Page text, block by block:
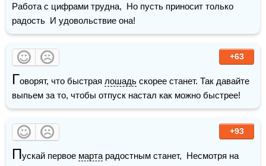
Работа с цифрами трудна,  Но пусть приносит только
радость  И удовольствие она!
+63
Говорят, что быстрая лошадь скорее станет. Так давайте
выпьем за то, чтобы отпуск настал как можно быстрее!
+93
Пускай первое марта радостным станет,  Несмотря на